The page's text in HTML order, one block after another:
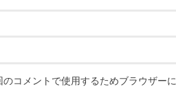
のコメントで使用するためブラウザー